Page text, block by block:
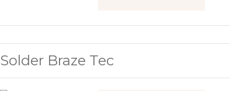
Solder Braze Tec